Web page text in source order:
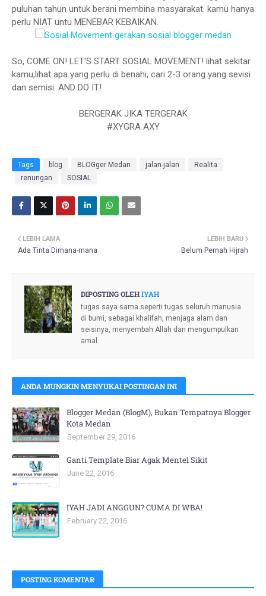
puluhan tahun untuk berani membina masyarakat. kamu hanya
perlu NIAT untu MENEBAR KEBAIKAN.
So, COME ON! LET'S START SOSIAL MOVEMENT! lihat sekitar
kamu,lihat apa yang perlu di benahi, cari 2-3 orang yang sevisi
dan semisi. AND DO IT!
BERGERAK JIKA TERGERAK
#XYGRA AXY
Tags blog BLOGger Medan jalan-jalan
Realita
renungan
SOSIAL
LEBIH BARU
Belum Pernah Hijrah
LEBIH LAMA
Ada Tinta Dimana-mana
DIPOSTING OLEHIYAH
tugas saya sama seperti tugas seluruh manusia
di bumi, sebagai khalifah, menjaga alam dan
seisinya, menyembah Allah dan mengumpulkan
amal.
ANDA MUNGKIN MENYUKAI POSTINGAN INI
Blogger Medan (BlogM), Bukan Tempatnya Blogger
Kota Medan
September 29, 2016
Ganti Template Biar Agak Mentel Sikit
June 22, 2016
IYAH JADI ANGGUN? CUMA DI WBA!
February 22, 2016
POSTING KOMENTAR